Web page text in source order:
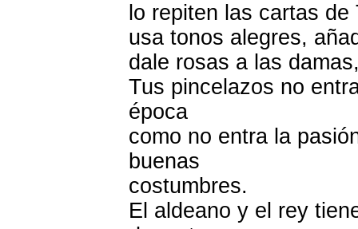
lo repiten las cartas de
usa tonos alegres,
dale rosas a las
Tus pincelazos no
época
como no entra la
buenas
costumbres.
El aldeano y el rey